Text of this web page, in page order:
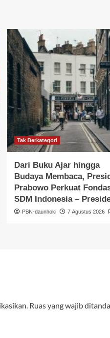
Tak Berkategori
Dari Buku Ajar hingga
Budaya Membaca,
Prabowo Perkuat
SDM Indonesia –
PBN-daunhoki 7 Agustus 2026
Ruas yang wajib